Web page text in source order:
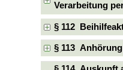
Verarbeitung
§ 112
§ 113 Anhörung